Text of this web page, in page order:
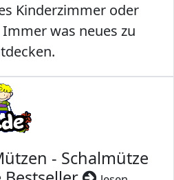
Kinderzimmer oder
was neues zu
- Schalmütze